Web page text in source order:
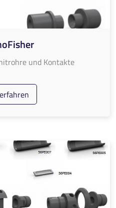
und Kontakte